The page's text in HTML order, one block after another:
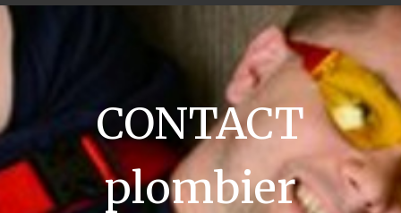
CONTACT
plombier